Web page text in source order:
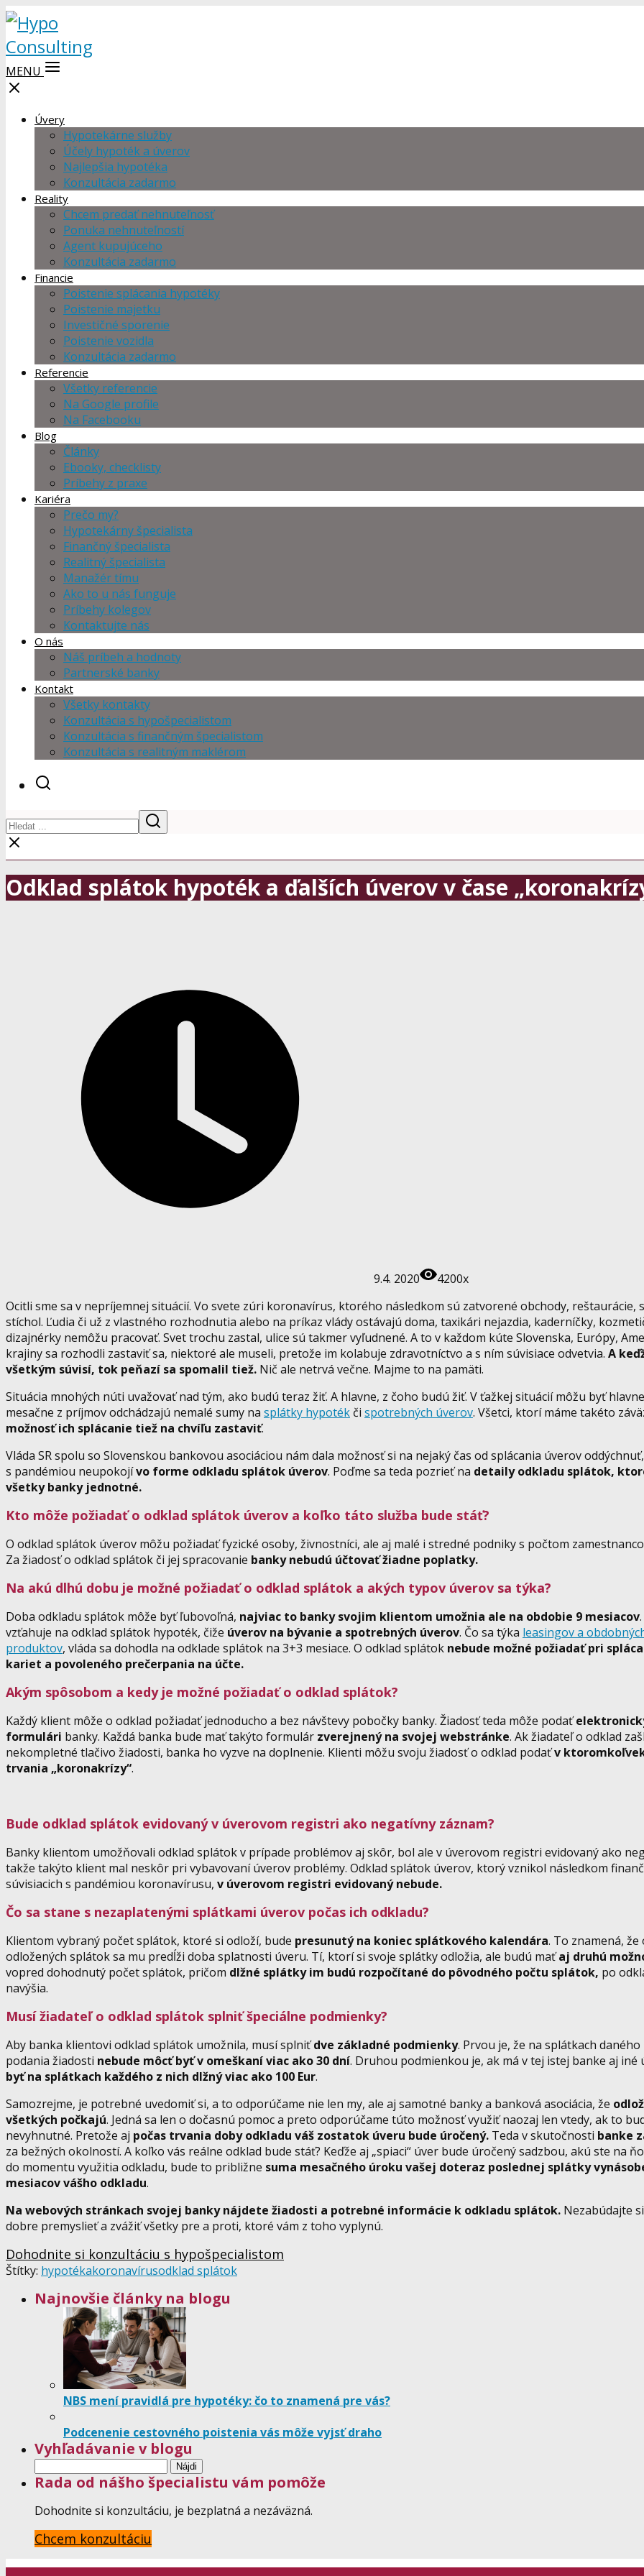
MENU
Úvery
Hypotekárne služby
Účely hypoték a úverov
Najlepšia hypotéka
Konzultácia zadarmo
Reality
Chcem predať nehnuteľnosť
Ponuka nehnuteľností
Agent kupujúceho
Konzultácia zadarmo
Financie
Poistenie splácania hypotéky
Poistenie majetku
Investičné sporenie
Poistenie vozidla
Konzultácia zadarmo
Referencie
Všetky referencie
Na Google profile
Na Facebooku
Blog
Články
Ebooky, checklisty
Príbehy z praxe
Kariéra
Prečo my?
Hypotekárny špecialista
Finančný špecialista
Realitný špecialista
Manažér tímu
Ako to u nás funguje
Príbehy kolegov
Kontaktujte nás
O nás
Náš príbeh a hodnoty
Partnerské banky
Kontakt
Všetky kontakty
Konzultácia s hypošpecialistom
Konzultácia s finančným špecialistom
Konzultácia s realitným maklérom
Odklad splátok hypoték a ďalších úverov v čase
9.4. 2020
4200x
Ocitli sme sa v nepríjemnej situácií. Vo svete zúri koronavírus, ktorého následkom sú zatvorené obchody, reštaurácie,
stíchol. Ľudia či už z vlastného rozhodnutia alebo na príkaz vlády ostávajú doma, taxikári nejazdia, kaderníčky,
dizajnérky nemôžu pracovať. Svet trochu zastal, ulice sú takmer vyľudnené. A to v každom kúte Slovenska, Európy,
krajiny sa rozhodli zastaviť sa, niektoré ale museli, pretože im kolabuje zdravotníctvo a s ním súvisiace odvetvia. A
všetkým súvisí, tok peňazí sa spomalil tiež. Nič ale netrvá večne. Majme to na pamäti.
Situácia mnohých núti uvažovať nad tým, ako budú teraz žiť. A hlavne, z čoho budú žiť. V ťažkej situácií môžu byť
mesačne z príjmov odchádzajú nemalé sumy na splátky hypoték či spotrebných úverov. Všetci, ktorí máme takéto
možnosť ich splácanie tiež na chvíľu zastaviť.
Vláda SR spolu so Slovenskou bankovou asociáciou nám dala možnosť si na nejaký čas od splácania úverov
s pandémiou neupokojívo forme odkladu splátok úverov. Poďme sa teda pozrieť na detaily odkladu splátok,
všetky banky jednotné.
Kto môže požiadať o odklad splátok úverov a koľko táto služba bude stáť?
O odklad splátok úverov môžu požiadať fyzické osoby, živnostníci, ale aj malé i stredné podniky s počtom
Za žiadosť o odklad splátok či jej spracovanie banky nebudú účtovať žiadne poplatky.
Na akú dlhú dobu je možné požiadať o odklad splátok a akých typov úverov sa týka?
Doba odkladu splátok môže byť ľubovoľná, najviac to banky svojim klientom umožnia ale na obdobie 9 mesiacov
vzťahuje na odklad splátok hypoték, čiže úverov na bývanie a spotrebných úverov. Čo sa týka leasingov a
produktov, vláda sa dohodla na odklade splátok na 3+3 mesiace. O odklad splátok nebude možné požiadať pri
kariet a povoleného prečerpania na účte.
Akým spôsobom a kedy je možné požiadať o odklad splátok?
Každý klient môže o odklad požiadať jednoducho a bez návštevy pobočky banky. Žiadosť teda môže podať
formulári banky. Každá banka bude mať takýto formulár zverejnený na svojej webstránke. Ak žiadateľ o odklad
nekompletné tlačivo žiadosti, banka ho vyzve na doplnenie. Klienti môžu svoju žiadosť o odklad podaťv
trvania „koronakrízy“.
Bude odklad splátok evidovaný v úverovom registri ako negatívny záznam?
Banky klientom umožňovali odklad splátok v prípade problémov aj skôr, bol ale v úverovom registri evidovaný ako
takže takýto klient mal neskôr pri vybavovaní úverov problémy. Odklad splátok úverov, ktorý vznikol následkom
súvisiacich s pandémiou koronavírusu, v úverovom registri evidovaný nebude.
Čo sa stane s nezaplatenými splátkami úverov počas ich odkladu?
Klientom vybraný počet splátok, ktoré si odloží, bude presunutý na koniec splátkového kalendára. To znamená, že
odložených splátok sa mu predĺži doba splatnosti úveru. Tí, ktorí si svoje splátky odložia, ale budú maťaj druhú
vopred dohodnutý počet splátok, pričom dlžné splátky im budú rozpočítané do pôvodného počtu splátok, po
navýšia.
Musí žiadateľ o odklad splátok splniť špeciálne podmienky?
Aby banka klientovi odklad splátok umožnila, musí splniťdve základné podmienky. Prvou je, že na splátkach
podania žiadosti nebude môcť byť v omeškaní viac ako 30 dní. Druhou podmienkou je, ak má v tej istej banke aj iné
byť na splátkach každého z nich dlžný viac ako 100 Eur.
Samozrejme, je potrebné uvedomiť si, a to odporúčame nie len my, ale aj samotné banky a banková asociácia, že
všetkých počkajú. Jedná sa len o dočasnú pomoc a preto odporúčame túto možnosť využiť naozaj len vtedy, ak to
nevyhnutné. Pretože aj počas trvania doby odkladu váš zostatok úveru bude úročený. Teda v skutočnosti banke
za bežných okolností. A koľko vás reálne odklad bude stáť? Keďže aj „spiaci“ úver bude úročený sadzbou, akú ste na
do momentu využitia odkladu, bude to približne suma mesačného úroku vašej doteraz poslednej splátky
mesiacov vášho odkladu.
Na webových stránkach svojej banky nájdete žiadosti a potrebné informácie k odkladu splátok. Nezabúdajte
dobre premyslieť a zvážiť všetky pre a proti, ktoré vám z toho vyplynú.
Dohodnite si konzultáciu s hypošpecialistom
Štítky: hypotékakoronavírusodklad splátok
Najnovšie články na blogu
NBS mení pravidlá pre hypotéky: čo to znamená pre vás?
Podcenenie cestovného poistenia vás môže vyjsť draho
Vyhľadávanie v blogu
Hľadať:
Rada od nášho špecialistu vám pomôže
Dohodnite si konzultáciu, je bezplatná a nezáväzná.
Chcem konzultáciu